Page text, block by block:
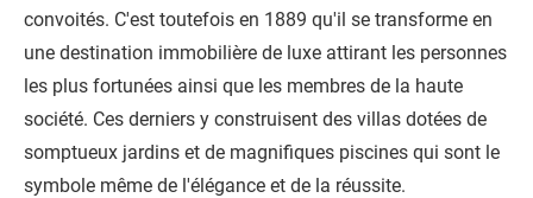
convoités. C'est toutefois en 1889 qu'il se transforme en
une destination immobilière de luxe attirant les personnes
les plus fortunées ainsi que les membres de la haute
société. Ces derniers y construisent des villas dotées de
somptueux jardins et de magnifiques piscines qui sont le
symbole même de l'élégance et de la réussite.